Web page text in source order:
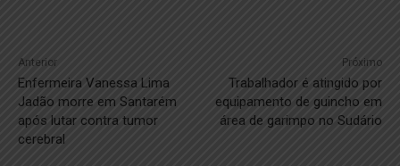
Anterior
Enfermeira Vanessa Lima
Jadão morre em Santarém
após lutar contra tumor
cerebral
Próximo
Trabalhador é atingido por
equipamento de guincho em
área de garimpo no Sudário